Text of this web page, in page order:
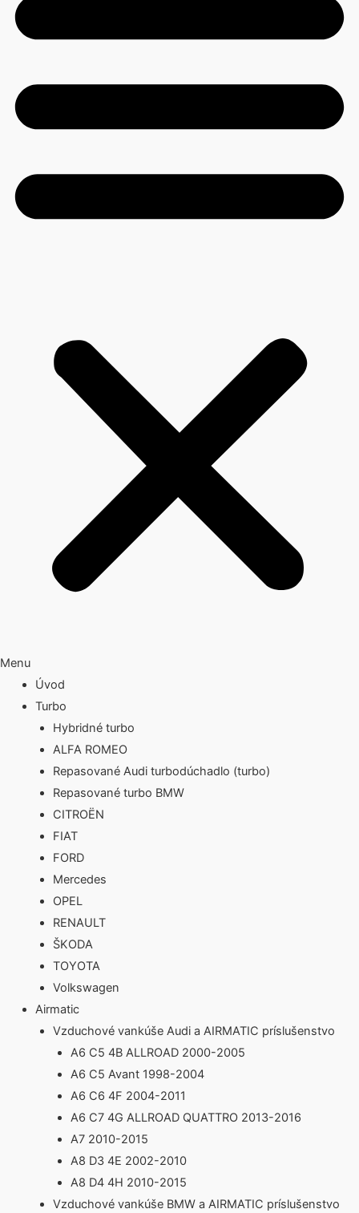
Menu
Úvod
Turbo
Hybridné turbo
ALFA ROMEO
Repasované Audi turbodúchadlo (turbo)
Repasované turbo BMW
CITROËN
FIAT
FORD
Mercedes
OPEL
RENAULT
ŠKODA
TOYOTA
Volkswagen
Airmatic
Vzduchové vankúše Audi a AIRMATIC príslušenstvo
A6 C5 4B ALLROAD 2000-2005
A6 C5 Avant 1998-2004
A6 C6 4F 2004-2011
A6 C7 4G ALLROAD QUATTRO 2013-2016
A7 2010-2015
A8 D3 4E 2002-2010
A8 D4 4H 2010-2015
Vzduchové vankúše BMW a AIRMATIC príslušenstvo